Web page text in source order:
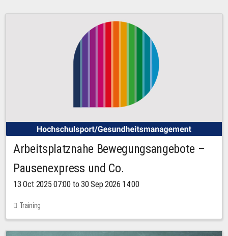
Arbeitsplatznahe Bewegungsangebote –
Pausenexpress und Co.
13 Oct 2025 07:00 to 30 Sep 2026 14:00
Training